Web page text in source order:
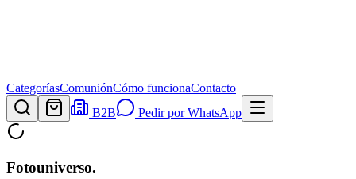
CategoríasComuniónCómo funcionaContacto
B2B
Pedir por WhatsApp
Fotouniverso.